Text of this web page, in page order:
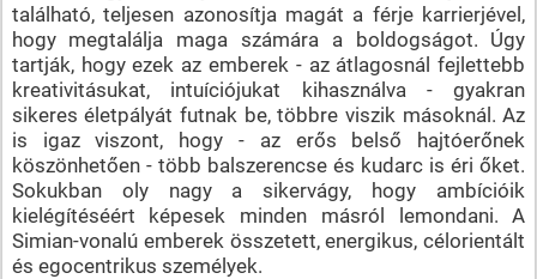
található, teljesen azonosítja magát a férje karrierjével,
hogy megtalálja maga számára a boldogságot. Úgy
tartják, hogy ezek az emberek - az átlagosnál fejlettebb
kreativitásukat, intuíciójukat kihasználva - gyakran
sikeres életpályát futnak be, többre viszik másoknál. Az
is igaz viszont, hogy - az erős belső hajtóerőnek
köszönhetően - több balszerencse és kudarc is éri őket.
Sokukban oly nagy a sikervágy, hogy ambícióik
kielégítéséért képesek minden másról lemondani. A
Simian-vonalú emberek összetett, energikus, célorientált
és egocentrikus személyek.